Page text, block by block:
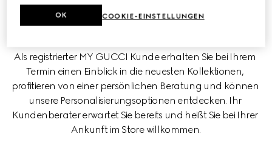
die Möglichkeit, in die Welt von Gucci einzutauchen und
ein maßgeschneidertes Erlebnis zu genießen.
Als registrierter MY GUCCI Kunde erhalten Sie bei Ihrem
Termin einen Einblick in die neuesten Kollektionen,
profitieren von einer persönlichen Beratung und können
unsere Personalisierungsoptionen entdecken. Ihr
Kundenberater erwartet Sie bereits und heißt Sie bei Ihrer
Ankunft im Store willkommen.
COOKIE-EINSTELLUNGEN
OK